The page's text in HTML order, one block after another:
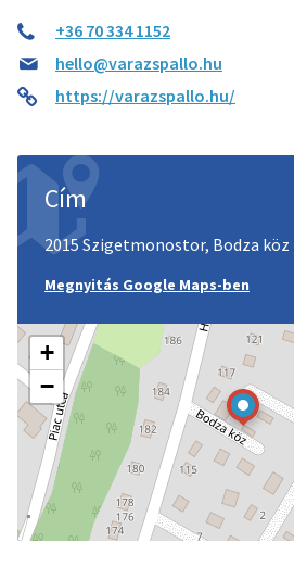
+36 70 334 1152
hello@varazspallo.hu
https://varazspallo.hu/
Cím
2015 Szigetmonostor, Bodza köz
Megnyitás Google Maps-ben
+
−